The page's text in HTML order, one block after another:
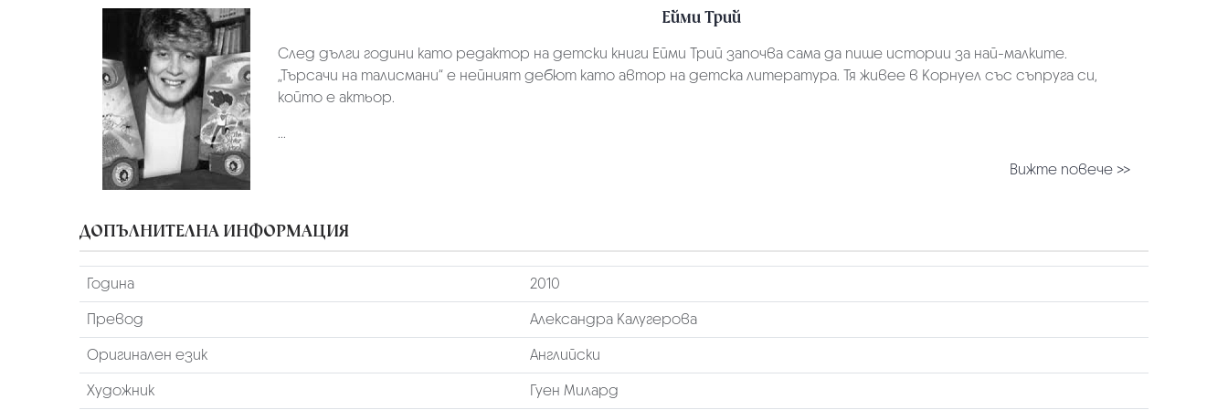
Ейми Трий
След дълги години като редактор на детски книги Ейми Трий започва сама да пише истории за най-малките.
„Търсачи на талисмани“ е нейният дебют като автор на детска литература. Тя живее в Корнуел със съпруга си,
който е актьор.
...
Вижте повече >>
ДОПЪЛНИТЕЛНА ИНФОРМАЦИЯ
Година
2010
Превод
Александра Калугерова
Оригинален език
Английски
Художник
Гуен Милард